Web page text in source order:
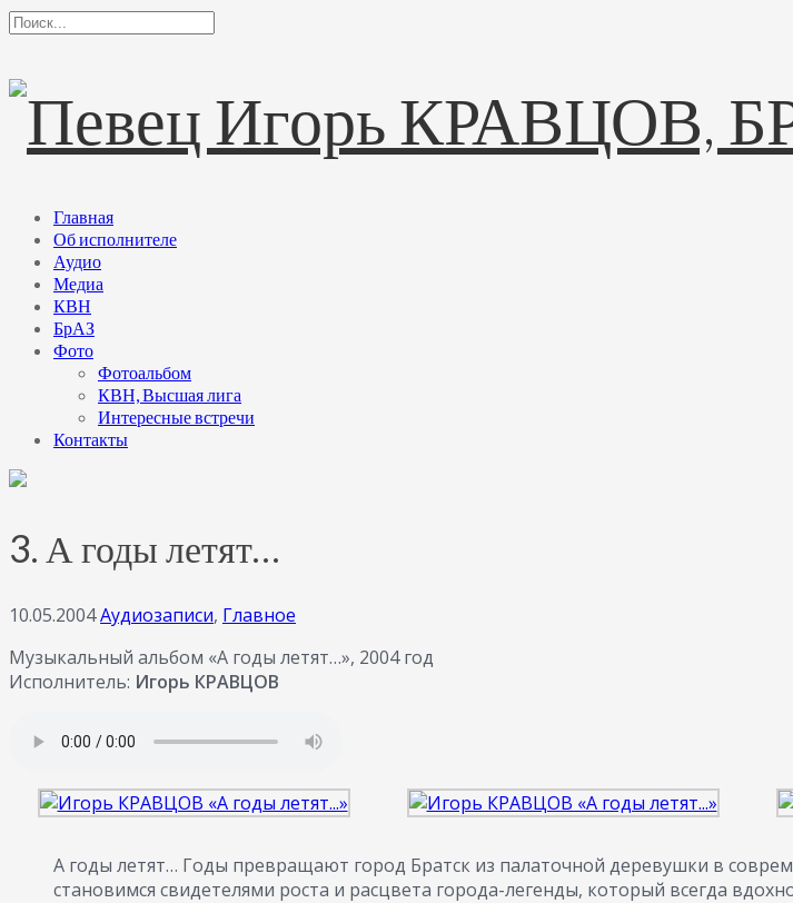
Главная
Об исполнителе
Аудио
Медиа
КВН
БрАЗ
Фото
Фотоальбом
КВН, Высшая лига
Интересные встречи
Контакты
3. А годы летят…
10.05.2004Аудиозаписи, Главное
Музыкальный альбом «А годы летят…», 2004 год
Исполнитель: Игорь КРАВЦОВ
А годы летят… Годы превращают город Братск из палаточной деревушки в
становимся свидетелями роста и расцвета города-легенды, который всегда